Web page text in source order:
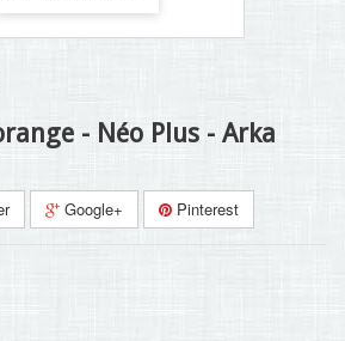
- Néo Plus - Arka
Google+ Pinterest